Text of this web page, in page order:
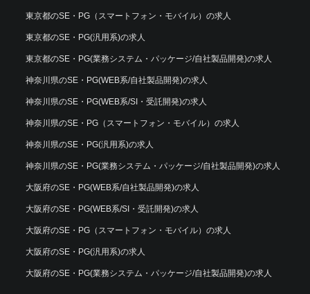
東京都のSE・PG（スマートフォン・モバイル）の求人
東京都のSE・PG(汎用系)の求人
東京都のSE・PG(業務システム・パッケージ/自社製品開発)の求人
神奈川県のSE・PG(WEB系/自社製品開発)の求人
神奈川県のSE・PG(WEB系/SI・受託開発)の求人
神奈川県のSE・PG（スマートフォン・モバイル）の求人
神奈川県のSE・PG(汎用系)の求人
神奈川県のSE・PG(業務システム・パッケージ/自社製品開発)の求人
大阪府のSE・PG(WEB系/自社製品開発)の求人
大阪府のSE・PG(WEB系/SI・受託開発)の求人
大阪府のSE・PG（スマートフォン・モバイル）の求人
大阪府のSE・PG(汎用系)の求人
大阪府のSE・PG(業務システム・パッケージ/自社製品開発)の求人